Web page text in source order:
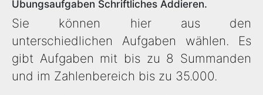
Übungsaufgaben Schriftliches Addieren.
Sie können hier aus den
unterschiedlichen Aufgaben wählen. Es
gibt Aufgaben mit bis zu 8 Summanden
und im Zahlenbereich bis zu 35.000.